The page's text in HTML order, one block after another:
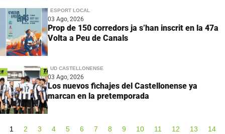
ESPORT LOCAL
03 Ago, 2026
Prop de 150 corredors ja s’han inscrit en la 47a
Volta a Peu de Canals
UD CASTELLONENSE
03 Ago, 2026
Los nuevos fichajes del Castellonense ya
marcan en la pretemporada
1 2 3 4 5 6 7 8 9 10 11 12 13 14